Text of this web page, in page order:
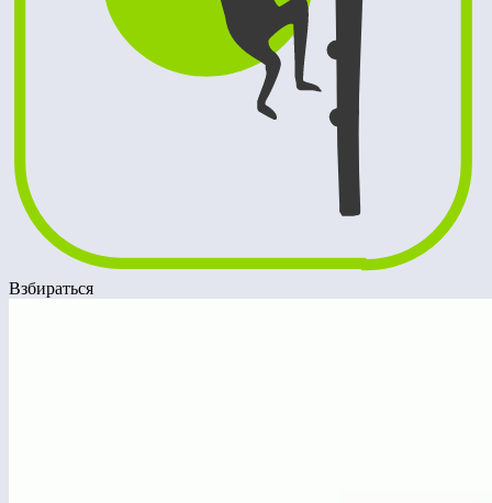
Взбираться